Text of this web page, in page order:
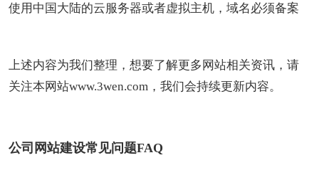
使用中国大陆的云服务器或者虚拟主机，域名必须备案
上述内容为我们整理，想要了解更多网站相关资讯，请
关注本网站www.3wen.com，我们会持续更新内容。
公司网站建设常见问题FAQ